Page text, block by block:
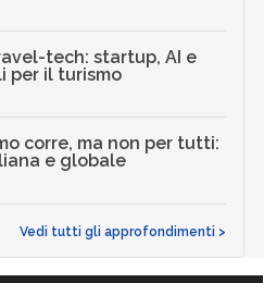
tech: startup, AI e
per il turismo
corre, ma non per tutti:
e globale
Vedi tutti gli approfondimenti >